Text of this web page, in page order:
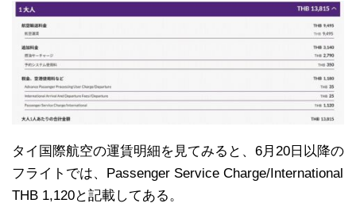
タイ国際航空の運賃明細を見てみると、6月20日以降の
フライトでは、Passenger Service Charge/International
THB 1,120と記載してある。